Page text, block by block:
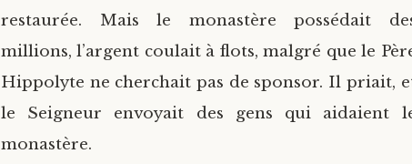
restaurée. Mais le monastère possédait
millions, l’argent coulait à flots, malgré que le
Hippolyte ne cherchait pas de sponsor. Il priait,
le Seigneur envoyait des gens qui aidaient
monastère.